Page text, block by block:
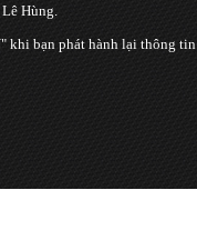
Hùng.
bạn phát hành lại thông tin